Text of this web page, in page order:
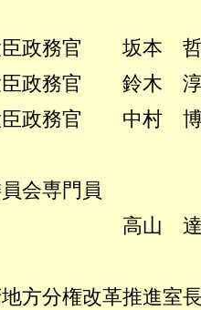
官 坂本 哲
官 鈴木 淳
官 中村 博
門員
郎
改革推進室